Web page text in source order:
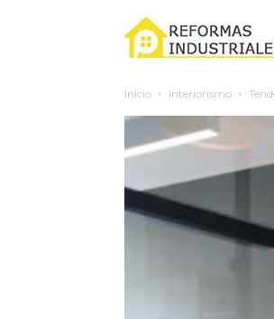
Inicio Interiorismo